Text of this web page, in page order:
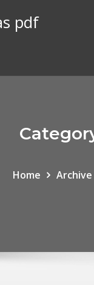
pdf
Home